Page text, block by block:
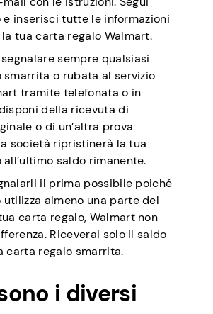
e inserisci tutte le informazioni
tua carta regalo Walmart.
sempre qualsiasi
o rubata al servizio
tramite telefonata o in
della ricevuta di
o di un’altra prova
società ripristinerà la tua
saldo rimanente.
il prima possibile poiché
utilizza almeno una parte del
carta regalo, Walmart non
Riceverai solo il saldo
carta regalo smarrita.
i diversi